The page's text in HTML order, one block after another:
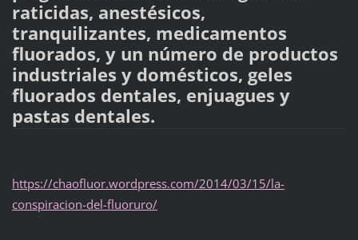
raticidas, anestésicos,
tranquilizantes, medicamentos
fluorados, y un número de productos
industriales y domésticos, geles
fluorados dentales, enjuagues y
pastas dentales.
https://chaofluor.wordpress.com/2014/03/15/la-
conspiracion-del-fluoruro/